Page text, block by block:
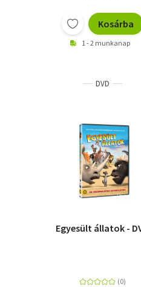
Kosárba
1 - 2 munkanap
DVD
Egyesült állatok -